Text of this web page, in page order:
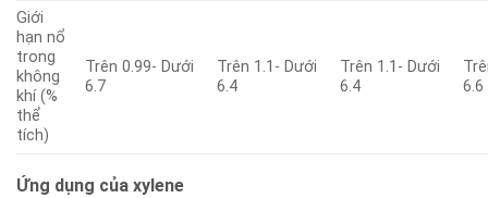
Giới
hạn nổ
trong
không
khí (%
thể
tích)
Trên 0.99- Dưới
6.7
Trên 1.1- Dưới
6.4
Trên 1.1- Dưới
6.4
6.6
Ứng dụng của xylene